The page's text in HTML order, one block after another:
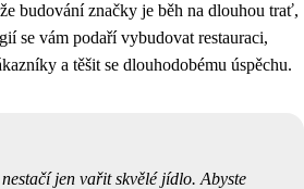
budování značky je běh na dlouhou trať,
se vám podaří vybudovat restauraci,
a těšit se dlouhodobému úspěchu.
jen vařit skvělé jídlo. Abyste